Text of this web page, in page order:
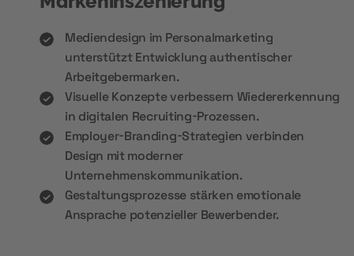
Mediendesign im Personalmarketing
unterstützt Entwicklung authentischer
Arbeitgebermarken.
Visuelle Konzepte verbessern Wiedererkennung
in digitalen Recruiting-Prozessen.
Employer-Branding-Strategien verbinden
Design mit moderner
Unternehmenskommunikation.
Gestaltungsprozesse stärken emotionale
Ansprache potenzieller Bewerbender.